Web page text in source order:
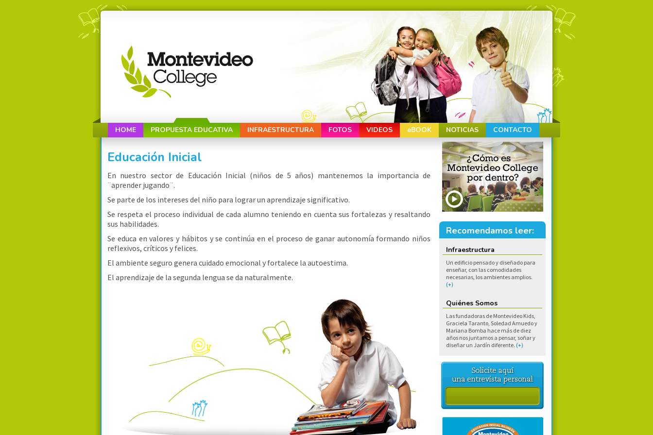
HOME PROPUESTA EDUCATIVA INFRAESTRUCTURA FOTOS VIDEOS eBOOK NOTICIAS CONTACTO
Educación Inicial
En nuestro sector de Educación Inicial (niños de 5 años) mantenemos la importancia de
¨aprender jugando¨.
Se parte de los intereses del niño para lograr un aprendizaje significativo.
Se respeta el proceso individual de cada alumno teniendo en cuenta sus fortalezas y resaltando
sus habilidades.
Se educa en valores y hábitos y se continúa en el proceso de ganar autonomía formando niños
reflexivos, críticos y felices.
El ambiente seguro genera cuidado emocional y fortalece la autoestima.
El aprendizaje de la segunda lengua se da naturalmente.
Recomendamos leer:
Infraestructura
Un edificio pensado y diseñado para
enseñar, con las comodidades
necesarias, los ambientes amplios.
(+)
Quiénes Somos
Las fundadoras de Montevideo Kids,
Graciela Taranto, Soledad Amuedo y
Mariana Bomba hace más de diez
años nos juntamos a pensar, soñar y
diseñar un Jardín diferente. (+)